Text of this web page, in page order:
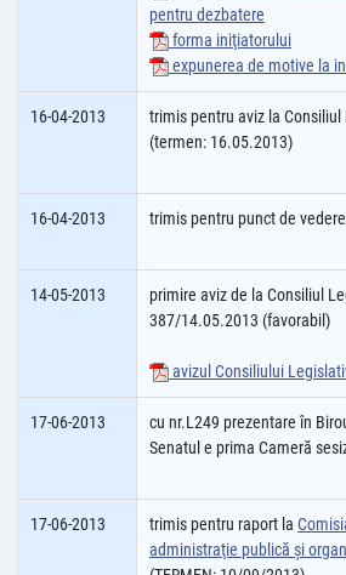
pentru dezbatere
forma iniţiatorului
expunerea de motive la
16-04-2013
trimis pentru aviz la Consiliul
(termen: 16.05.2013)
16-04-2013 trimis pentru punct de
14-05-2013
primire aviz de la Consiliul
387/14.05.2013 (favorabil)
avizul Consiliului
17-06-2013
cu nr.L249 prezentare în
Senatul e prima Cameră
17-06-2013 trimis pentru raport la
administraţie publică şi